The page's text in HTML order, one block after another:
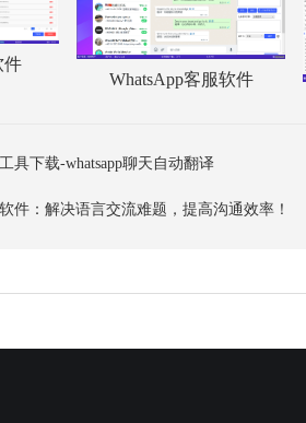
件
WhatsApp客服软件
具下载-whatsapp聊天自动翻译
件：解决语言交流难题，提高沟通效率！